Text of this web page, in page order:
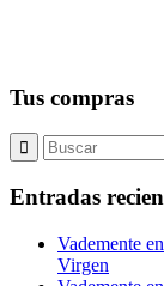
Tus compras
Entradas
Vademente
Virgen